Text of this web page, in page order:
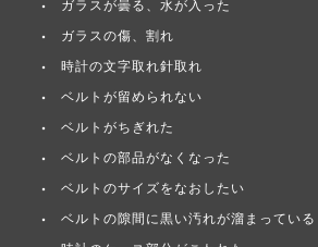
ガラスが曇る、水が入った
ガラスの傷、割れ
時計の文字取れ針取れ
ベルトが留められない
ベルトがちぎれた
ベルトの部品がなくなった
ベルトのサイズをなおしたい
ベルトの隙間に黒い汚れが溜まっている